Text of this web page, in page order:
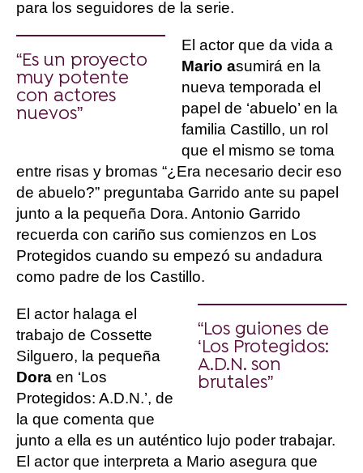
para los seguidores de la serie.
“Es un proyecto
muy potente
con actores
nuevos”
El actor que da vida a
Mario asumirá en la
nueva temporada el
papel de ‘abuelo’ en la
familia Castillo, un rol
que el mismo se toma
entre risas y bromas “¿Era necesario decir eso
de abuelo?” preguntaba Garrido ante su papel
junto a la pequeña Dora. Antonio Garrido
recuerda con cariño sus comienzos en Los
Protegidos cuando su empezó su andadura
como padre de los Castillo.
“Los guiones de
‘Los Protegidos:
A.D.N. son
brutales”
El actor halaga el
trabajo de Cossette
Silguero, la pequeña
Dora en ‘Los
Protegidos: A.D.N.’, de
la que comenta que
junto a ella es un auténtico lujo poder trabajar.
El actor que interpreta a Mario asegura que